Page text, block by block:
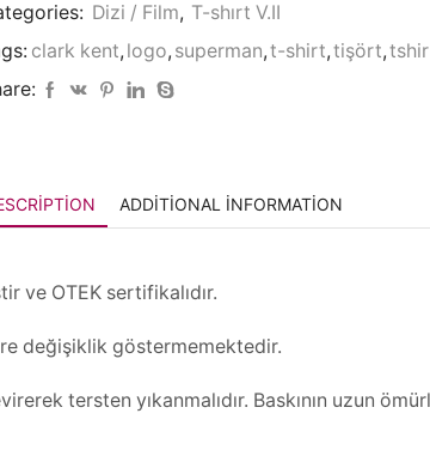
Dizi / Film, T-shırt V.II
clark kent, logo, superman,t-shirt,tişört,
ADDITIONAL INFORMATION
ve OTEK sertifikalıdır.
değişiklik göstermemektedir.
tersten yıkanmalıdır. Baskının uzun